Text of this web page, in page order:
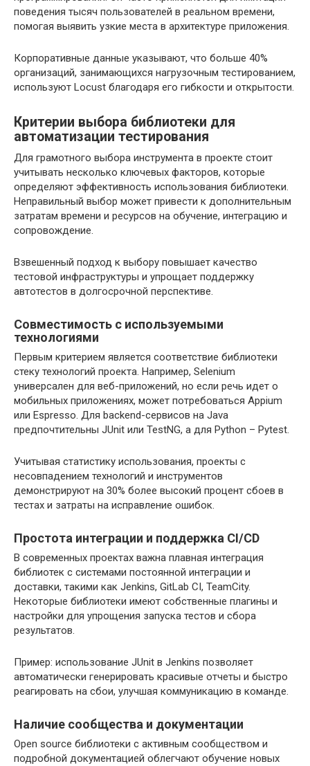
поведения тысяч пользователей в реальном времени,
помогая выявить узкие места в архитектуре приложения.
Корпоративные данные указывают, что больше 40%
организаций, занимающихся нагрузочным тестированием,
используют Locust благодаря его гибкости и открытости.
Критерии выбора библиотеки для
автоматизации тестирования
Для грамотного выбора инструмента в проекте стоит
учитывать несколько ключевых факторов, которые
определяют эффективность использования библиотеки.
Неправильный выбор может привести к дополнительным
затратам времени и ресурсов на обучение, интеграцию и
сопровождение.
Взвешенный подход к выбору повышает качество
тестовой инфраструктуры и упрощает поддержку
автотестов в долгосрочной перспективе.
Совместимость с используемыми
технологиями
Первым критерием является соответствие библиотеки
стеку технологий проекта. Например, Selenium
универсален для веб-приложений, но если речь идет о
мобильных приложениях, может потребоваться Appium
или Espresso. Для backend-сервисов на Java
предпочтительны JUnit или TestNG, а для Python – Pytest.
Учитывая статистику использования, проекты с
несовпадением технологий и инструментов
демонстрируют на 30% более высокий процент сбоев в
тестах и затраты на исправление ошибок.
Простота интеграции и поддержка CI/CD
В современных проектах важна плавная интеграция
библиотек с системами постоянной интеграции и
доставки, такими как Jenkins, GitLab CI, TeamCity.
Некоторые библиотеки имеют собственные плагины и
настройки для упрощения запуска тестов и сбора
результатов.
Пример: использование JUnit в Jenkins позволяет
автоматически генерировать красивые отчеты и быстро
реагировать на сбои, улучшая коммуникацию в команде.
Наличие сообщества и документации
Open source библиотеки с активным сообществом и
подробной документацией облегчают обучение новых